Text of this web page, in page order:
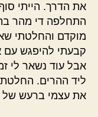
את הדרך. הייתי
התחלפה די מהר
מוקדם והחלטתי
קבעתי להיפגש עם
אבל עוד נשאר לי
ליד ההרים.
את עצמי ברעש של